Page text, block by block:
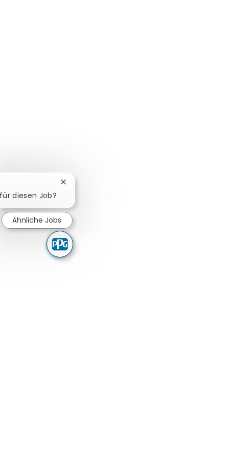
diesen Job?
Chatbot-Benachrichtigung schließen
Ähnliche Jobs